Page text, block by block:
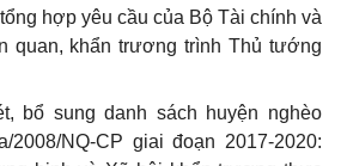
hợp yêu cầu của Bộ Tài chính và
quan, khẩn trương trình Thủ tướng
bổ sung danh sách huyện nghèo
2008/NQ-CP giai đoạn 2017-2020: